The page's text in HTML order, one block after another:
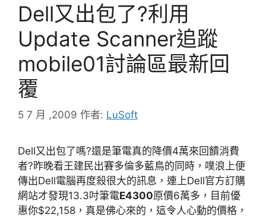
Dell又出包了?利用
Update Scanner追蹤
mobile01討論區最新回
覆
5 7 月 ,2009 作者: LuSoft
Dell又出包了嗎?還是筆電真的降價4萬來回饋消費
者?昨晚看王建民出賽多倫多藍鳥的同時，噗浪上便
傳出Dell電腦再度殺很大的訊息，連上Dell官方訂購
網站才發現13.3吋筆電E4300原價6萬多，目前優
惠你$22,158，真是佛心來的，這令人心動的價格，